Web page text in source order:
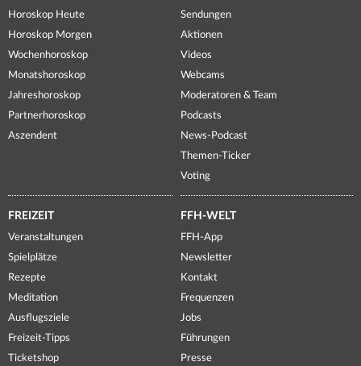
Horoskop Heute
Horoskop Morgen
Wochenhoroskop
Monatshoroskop
Jahreshoroskop
Partnerhoroskop
Aszendent
Sendungen
Aktionen
Videos
Webcams
Moderatoren & Team
Podcasts
News-Podcast
Themen-Ticker
Voting
FREIZEIT
Veranstaltungen
Spielplätze
Rezepte
Meditation
Ausflugsziele
Freizeit-Tipps
Ticketshop
FFH-WELT
FFH-App
Newsletter
Kontakt
Frequenzen
Jobs
Führungen
Presse